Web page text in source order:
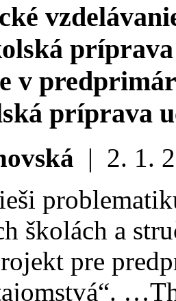
v
príprava
| 2. 1.
školách a
pre
…